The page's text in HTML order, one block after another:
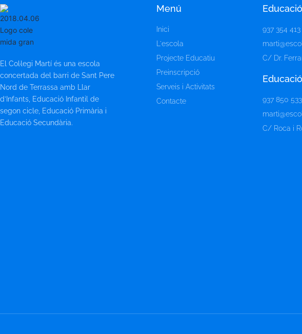
El Col·legi Martí és una escola
concertada del barri de Sant Pere
Nord de Terrassa amb Llar
d’Infants, Educació Infantil de
segon cicle, Educació Primària i
Educació Secundària.
Menú
Inici
L'escola
Projecte Educatiu
Preinscripció
Serveis i Activitats
Contacte
937 354 413
C/ Dr.
937 850 533
C/ Roca i